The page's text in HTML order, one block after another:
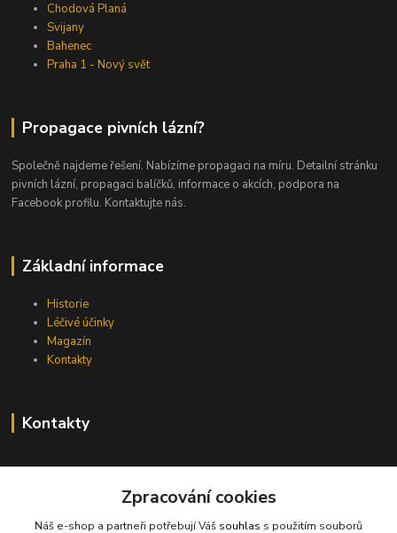
Chodová Planá
Svijany
Bahenec
Praha 1 - Nový svět
Propagace pivních lázní?
Společně najdeme řešení. Nabízíme propagaci na míru. Detailní stránku
pivních lázní, propagaci balíčků, informace o akcích, podpora na
Facebook profilu. Kontaktujte nás.
Základní informace
Historie
Léčivé účinky
Magazín
Kontakty
Kontakty
Zpracování cookies
Náš e-shop a partneři potřebují Váš souhlas s použitím souborů